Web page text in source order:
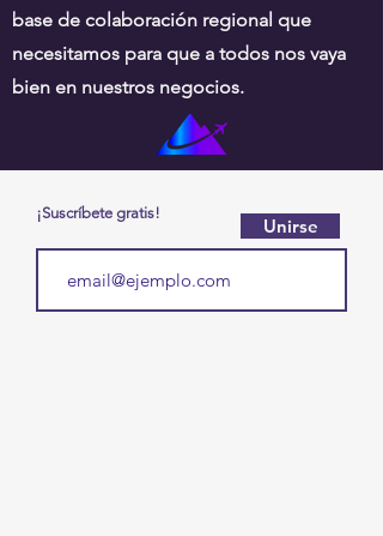
base de colaboración regional que
necesitamos para que a todos nos vaya
bien en nuestros negocios.
¡Suscríbete gratis!
Unirse